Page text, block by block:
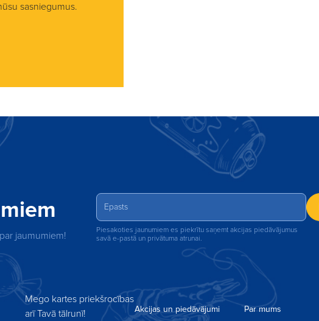
sasniegumus.
jaumumiem!
Piesakoties jaunumiem es piekrītu saņemt akcijas piedāvājumus
savā e-pastā un privātuma atrunai.
Mego kartes priekšrocības
arī Tavā tālrunī!
Akcijas un piedāvājumi Par mums